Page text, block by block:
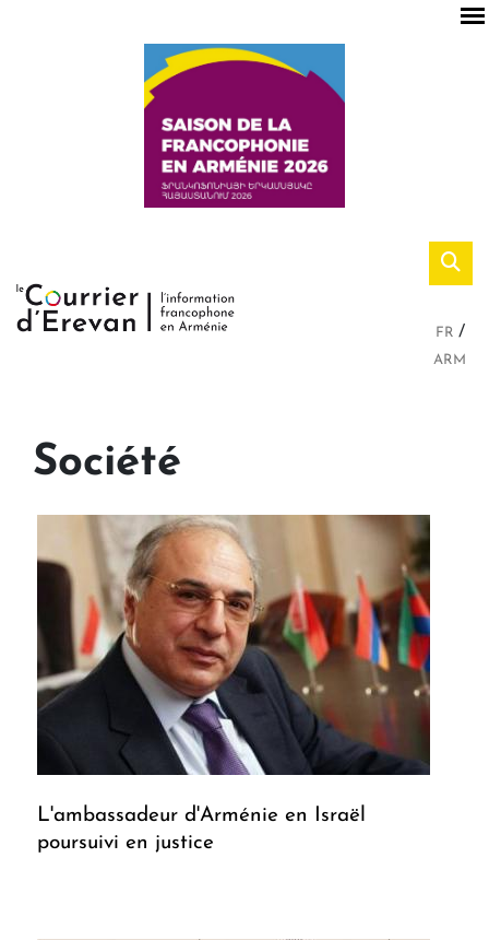
FR
ARM
Société
L'ambassadeur d'Arménie en Israël
poursuivi en justice